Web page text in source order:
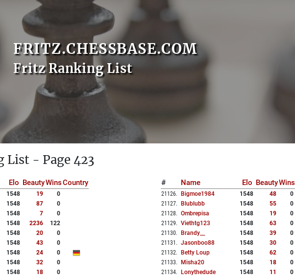
FRITZ.CHESSBASE.COM
Fritz Ranking List
List - Page 423
Elo BeautyWinsCountry
1548 19
0
1548 87
0
1548 7
0
1548 2236
122
1548 20
0
1548 43
0
1548 24
0
1548 32
0
1548 18
0
# Name Elo BeautyWins
21126. Bigmoe1984 1548 48
0
21127. Blublubb 1548 55
0
21128. Ombrepisa 1548 19
0
21129. Viethtg123 1548 63
0
21130. Brandy__ 1548 39
0
21131 . Jasonboo88 1548 30
0
21132. Betty Loup 1548 62
0
21133. Misha20 1548 18
0
21134. Lonythedude 1548 11
0